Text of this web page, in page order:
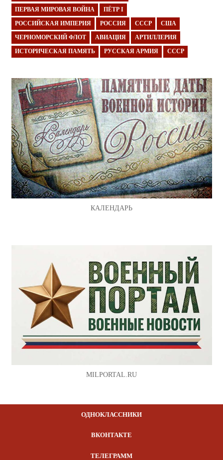
ПЕРВАЯ МИРОВАЯ ВОЙНА ПЁТР I
РОССИЙСКАЯ ИМПЕРИЯ РОССИЯ СССР США
ЧЕРНОМОРСКИЙ ФЛОТ АВИАЦИЯ АРТИЛЛЕРИЯ
ИСТОРИЧЕСКАЯ ПАМЯТЬ РУССКАЯ АРМИЯ СССР
КАЛЕНДАРЬ
MILPORTAL.RU
ОДНОКЛАССНИКИ
ВКОНТАКТЕ
ТЕЛЕГРАММ